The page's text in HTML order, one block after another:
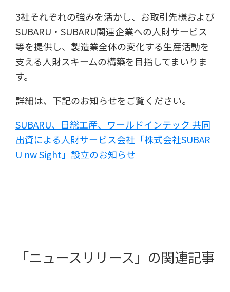
3社それぞれの強みを活かし、お取引先様および
SUBARU・SUBARU関連企業への人財サービス
等を提供し、製造業全体の変化する生産活動を
支える人財スキームの構築を目指してまいりま
す。
詳細は、下記のお知らせをご覧ください。
SUBARU、日総工産、ワールドインテック 共同
出資による人財サービス会社「株式会社SUBAR
U nw Sight」設立のお知らせ
「ニュースリリース」の関連記事